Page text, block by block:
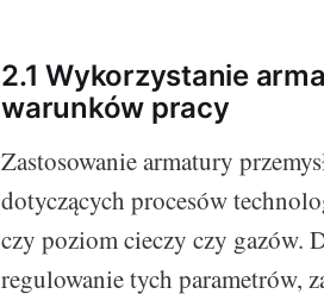
2.1 Wykorzystanie
warunków pracy
Zastosowanie armatury
dotyczących procesów
czy poziom cieczy czy gazów.
regulowanie tych parametrów,